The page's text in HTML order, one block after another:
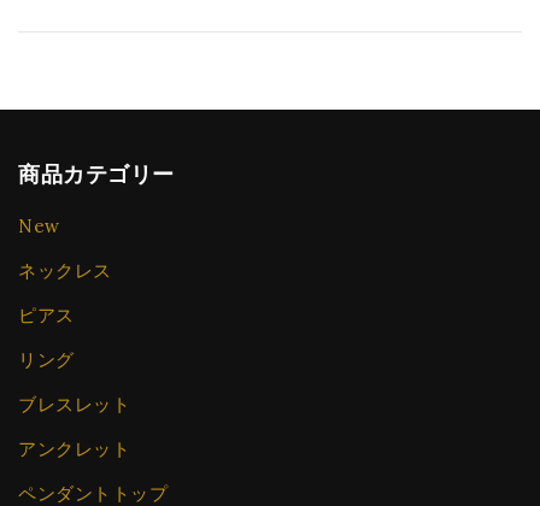
商品カテゴリー
New
ネックレス
ピアス
リング
ブレスレット
アンクレット
ペンダントトップ